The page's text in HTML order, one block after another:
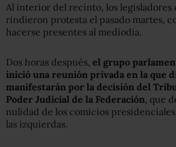
Al interior del recinto, los legisladores
rindieron protesta el pasado martes,
hacerse presentes al mediodía.
Dos horas después, el grupo
inició una reunión privada en la que
manifestarán por la decisión del
Poder Judicial de la Federación , que
nulidad de los comicios
las izquierdas.